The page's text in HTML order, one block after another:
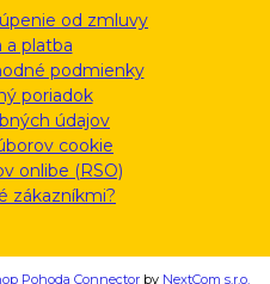
od zmluvy
a platba
podmienky
poriadok
údajov
cookie
onlibe (RSO)
zákazníkmi?
Pohoda Connector by NextCom s.r.o.